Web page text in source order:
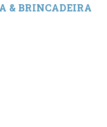
& BRINCADEIRA